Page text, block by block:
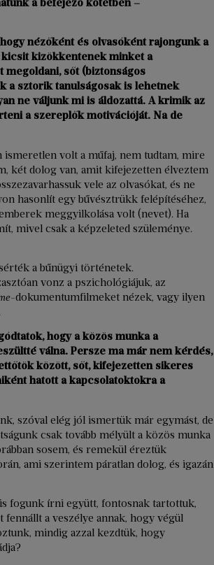
a befejező kötetben –
nézőként és olvasóként rajongunk a
kizökkentenek minket a
sőt (biztonságos
a sztorik tanulságosak is lehetnek
ne váljunk mi is áldozattá. A krimik az
a szereplők motivációját. Na de
volt a műfaj, nem tudtam, mire
két dolog van, amit kifejezetten élveztem
vele az olvasókat, és ne
hasonlít egy bűvésztrükk felépítéséhez,
meggyilkolása volt (nevet). Ha
mivel csak a képzeleted szüleménye.
a bűnügyi történetek.
vonz a pszichológiájuk, az
-dokumentumfilmeket nézek, vagy ilyen
hogy a közös munka a
válna. Persze ma már nem kérdés,
között, sőt, kifejezetten sikeres
hatott a kapcsolatoktokra a
szóval elég jól ismertük már egymást, de
csak tovább mélyült a közös munka
sosem, és remekül éreztük
ami szerintem páratlan dolog, és igazán
fogunk írni együtt, fontosnak tartottuk,
a veszélye annak, hogy végül
mindig azzal kezdtük, hogy